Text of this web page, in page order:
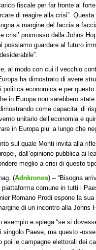
fiscale per far fronte al
di reagire alla crisi”.
a margine del faccia a
crisi’ promosso dalla Johns
possiamo guardare al futuro
al modo con cui il vecchio
ha dimostrato di avere
politica economica e per
in Europa non sarebbero
come capacita’ di
unitario dell’economia e
in Europa piu’ a lungo che
sul quale Monti invita alla
dall’opinione pubblica ai
meglio a crisi di questo
(Adnkronos) – “Bisogna
comune in tutti i
Romano Prodi espone la
di un incontro alla Johns
esempio e spiega “se si
singolo Paese, ma questo -
poi le campagne elettorali dei